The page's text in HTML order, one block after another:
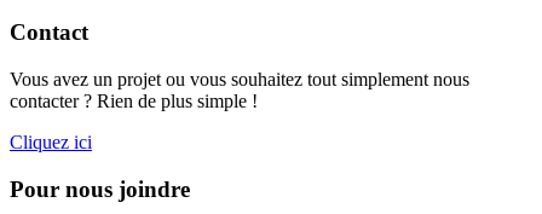
Contact
Vous avez un projet ou vous souhaitez tout simplement nous
contacter ? Rien de plus simple !
Cliquez ici
Pour nous joindre